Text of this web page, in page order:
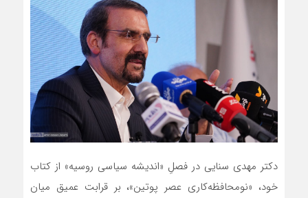
دکتر مهدی سنایی در فصلِ «اندیشه سیاسی روسیه» از کتاب
خود، «نومحافظه‌کاری عصر پوتین»، بر قرابت عمیق میان